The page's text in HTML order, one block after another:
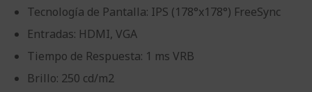
Tecnología de Pantalla: IPS (178°x178°) FreeSync
Entradas: HDMI, VGA
Tiempo de Respuesta: 1 ms VRB
Brillo: 250 cd/m2